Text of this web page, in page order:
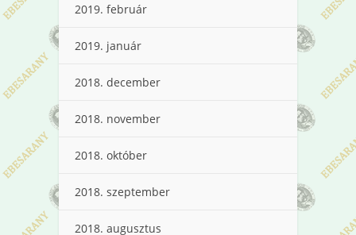
2019. február
2019. január
2018. december
2018. november
2018. október
2018. szeptember
2018. augusztus